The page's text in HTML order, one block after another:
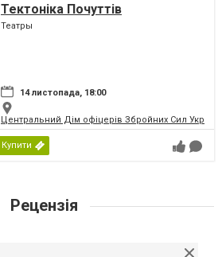
Тектоніка Почуттів
Театры
14 листопада, 18:00
Центральний Дім офіцерів Збройних Сил
Купити
Рецензія